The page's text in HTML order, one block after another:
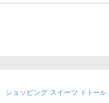
ショッピング スイーツ ドトール